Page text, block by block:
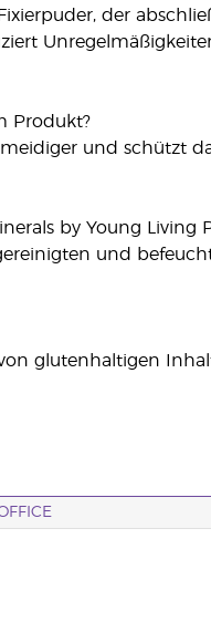
der
Produkt?
und schützt
by Young Living
und
glutenhaltigen